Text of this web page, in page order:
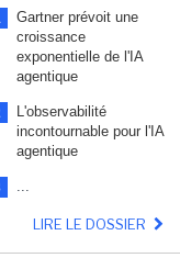
Gartner prévoit une
croissance
exponentielle de l'IA
agentique
L'observabilité
incontournable pour l'IA
agentique
...
LIRE LE DOSSIER